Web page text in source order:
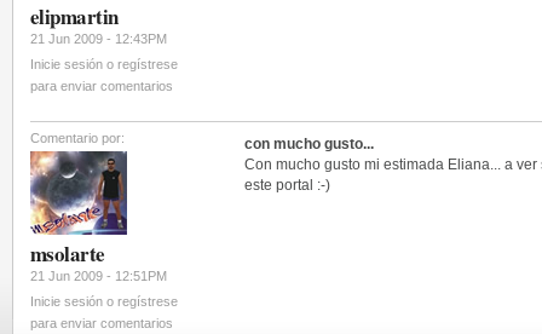
elipmartin
21 Jun 2009 - 12:43PM
Inicie sesión o regístrese
para enviar comentarios
Comentario por:
msolarte
21 Jun 2009 - 12:51PM
Inicie sesión o regístrese
para enviar comentarios
con mucho gusto...
Con mucho gusto mi estimada Eliana... a
este portal :-)